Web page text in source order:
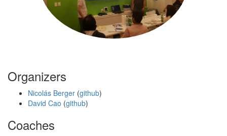
Organizers
Nicolás Berger (github)
David Cao (github)
Coaches